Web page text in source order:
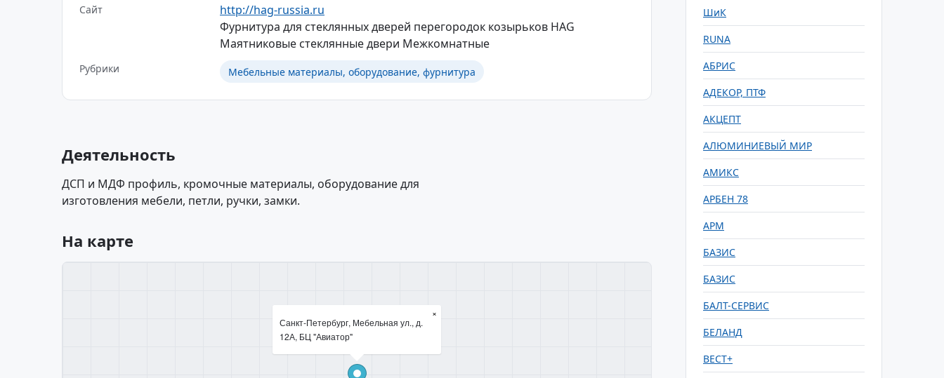
Сайт
http://hag-russia.ru
Фурнитура для стеклянных дверей перегородок козырьков HAG
Маятниковые стеклянные двери Межкомнатные
Рубрики Мебельные материалы, оборудование, фурнитура
Деятельность
ДСП и МДФ профиль, кромочные материалы, оборудование для
изготовления мебели, петли, ручки, замки.
На карте
Санкт-Петербург, Мебельная ул., д.
12А, БЦ "Авиатор"
×
ШиК
RUNA
АБРИС
АДЕКОР, ПТФ
АКЦЕПТ
АЛЮМИНИЕВЫЙ МИР
АМИКС
АРБЕН 78
АРМ
БАЗИС
БАЗИС
БАЛТ-СЕРВИС
БЕЛАНД
ВЕСТ+